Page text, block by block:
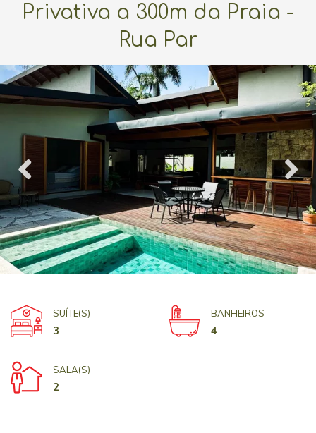
Privativa a 300m da Praia -
Rua Par
SUÍTE(S)
3
BANHEIROS
4
SALA(S)
2